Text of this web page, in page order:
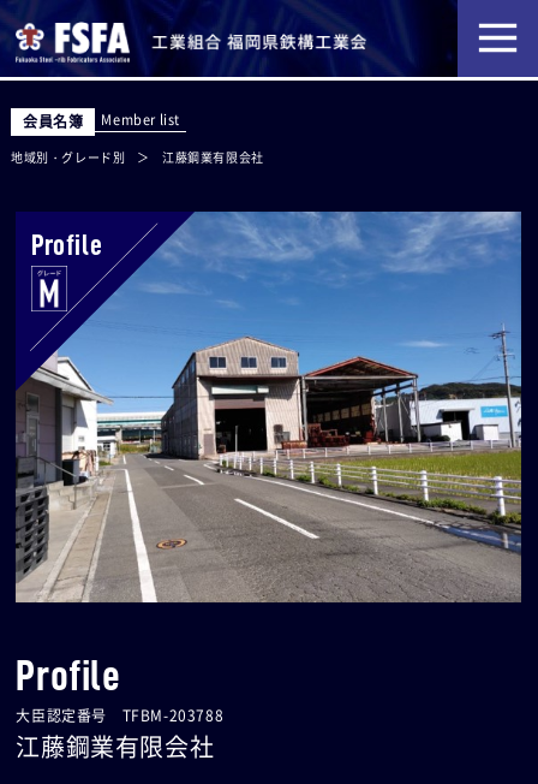
会員名簿 Member list
地域別・グレード別 江藤鋼業有限会社
Profile
Profile
大臣認定番号 TFBM-203788
江藤鋼業有限会社